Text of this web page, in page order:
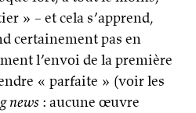
» – et cela s’apprend,
certainement pas en
l’envoi de la première
« parfaite » (voir les
news : aucune œuvre